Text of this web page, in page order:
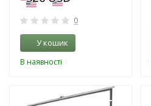
0
У кошик
В наявності
-3%